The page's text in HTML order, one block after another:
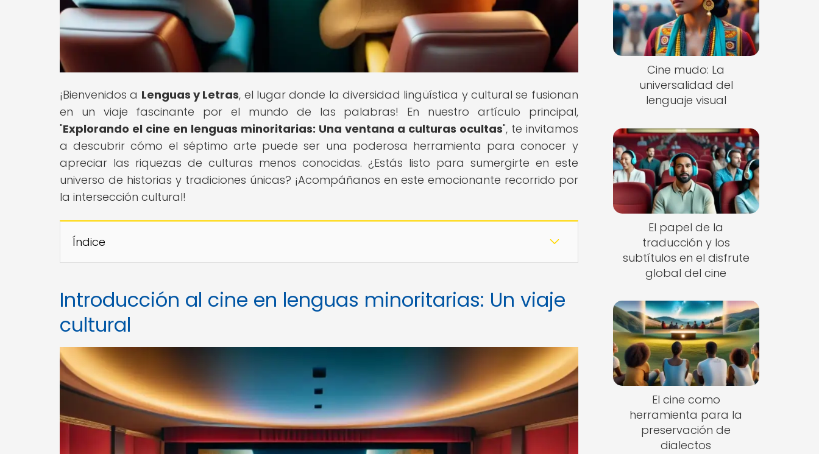
¡Bienvenidos a Lenguas y Letras, el lugar donde la diversidad lingüística y cultural se fusionan
en un viaje fascinante por el mundo de las palabras! En nuestro artículo principal,
"Explorando el cine en lenguas minoritarias: Una ventana a culturas ocultas", te invitamos
a descubrir cómo el séptimo arte puede ser una poderosa herramienta para conocer y
apreciar las riquezas de culturas menos conocidas. ¿Estás listo para sumergirte en este
universo de historias y tradiciones únicas? ¡Acompáñanos en este emocionante recorrido por
la intersección cultural!
Índice
Introducción al cine en lenguas minoritarias: Un viaje
cultural
Cine mudo: La
universalidad del
lenguaje visual
El papel de la
traducción y los
subtítulos en el disfrute
global del cine
El cine como
herramienta para la
preservación de
dialectos